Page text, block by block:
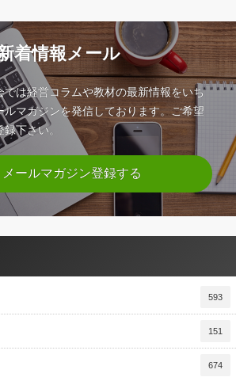
着情報メール
では経営コラムや教材の最新情報をいち
ルマガジンを発信しております。ご希望
下さい。
メールマガジン登録する
593
151
674